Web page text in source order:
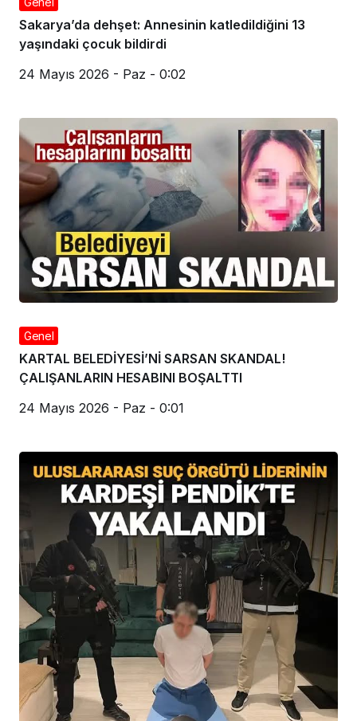
Sakarya’da dehşet: Annesinin katledildiğini 13
yaşındaki çocuk bildirdi
24 Mayıs 2026 - Paz - 0:02
Genel
KARTAL BELEDİYESİ’Nİ SARSAN SKANDAL!
ÇALIŞANLARIN HESABINI BOŞALTTI
24 Mayıs 2026 - Paz - 0:01